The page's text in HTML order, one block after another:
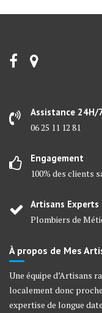
Assistance 24H/
06 25 11 12 81
Engagement
100% des clients
Artisans Experts
Plombiers de
À propos de Mes
Une équipe d’Artisans
localement donc
expertise de longue